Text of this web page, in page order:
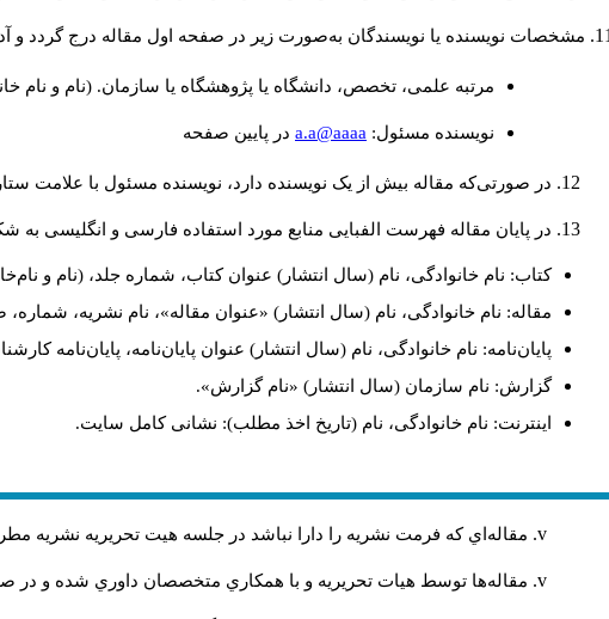
مشخصات نویسنده یا نویسندگان به‌صورت زیر در صفحه اول مقاله درج گردد
مرتبه علمی، تخصص، دانشگاه یا پژوهشگاه یا سازمان. (نام و نام
نويسنده مسئول: a.a@aaaa در پايين صفحه
در صورتی‌که مقاله بیش از یک نویسنده دارد، نویسنده مسئول با علامت
در پایان مقاله فهرست الفبایی منابع مورد استفاده فارسی و انگلیسی به
کتاب: نام خانوادگی، نام (سال انتشار) عنوان کتاب، شماره جلد، (نام و
مقاله: نام خانوادگی، نام (سال انتشار) «عنوان مقاله»، نام نشریه،
پایان‌نامه: نام خانوادگی، نام (سال انتشار) عنوان پایان‌نامه، پایان‌نامه
گزارش: نام سازمان (سال انتشار) «نام گزارش».
اینترنت: نام خانوادگی، نام (تاریخ اخذ مطلب): نشانی کامل سایت.
مقاله‌اي كه فرمت نشريه را دارا نباشد در جلسه هيت تحريريه نشريه
مقاله‌ها توسط هیات تحريريه و با همکاري متخصصان داوري شده و